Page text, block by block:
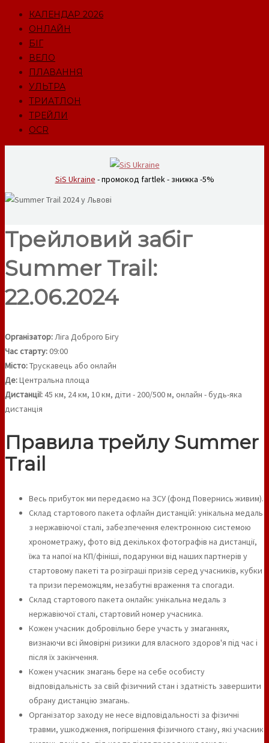
КАЛЕНДАР 2026
ОНЛАЙН
БІГ
ВЕЛО
ПЛАВАННЯ
УЛЬТРА
ТРИАТЛОН
ТРЕЙЛИ
OCR
SiS Ukraine - промокод fartlek - знижка -5%
Трейловий забіг
Summer Trail:
22.06.2024
Організатор:Ліга Доброго Бігу
Час старту:09:00
Місто:Трускавець або онлайн
Де:Центральна площа
Дистанції:45 км, 24 км, 10 км, діти - 200/500 м, онлайн - будь-яка
дистанція
Правила трейлу Summer
Trail
Весь прибуток ми передаємо на ЗСУ (фонд Повернись живим).
Склад стартового пакета офлайн дистанцій: унікальна медаль
з нержавіючої сталі, забезпечення електронною системою
хронометражу, фото від декількох фотографів на дистанції,
їжа та напої на КП/фініші, подарунки від наших партнерів у
стартовому пакеті та розіграші призів серед учасників, кубки
та призи переможцям, незабутні враження та спогади.
Склад стартового пакета онлайн: унікальна медаль з
нержавіючої сталі, стартовий номер учасника.
Кожен учасник добровільно бере участь у змаганнях,
визнаючи всі ймовірні ризики для власного здоров'я під час і
після їх закінчення.
Кожен учасник змагань бере на себе особисту
відповідальність за свій фізичний стан і здатність завершити
обрану дистанцію змагань.
Організатор заходу не несе відповідальності за фізичні
травми, ушкодження, погіршення фізичного стану, які учасник